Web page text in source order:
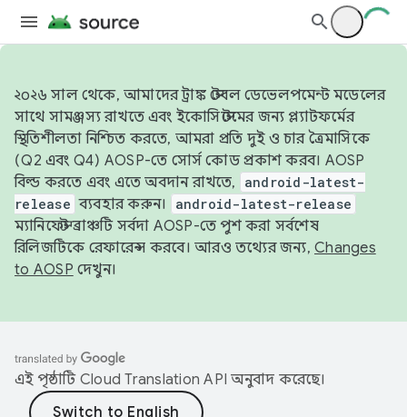
২০২৬ সাল থেকে, আমাদের ট্রাঙ্ক স্টেবল ডেভেলপমেন্ট মডেলের
সাথে সামঞ্জস্য রাখতে এবং ইকোসিস্টেমের জন্য প্ল্যাটফর্মের
স্থিতিশীলতা নিশ্চিত করতে, আমরা প্রতি দুই ও চার ত্রৈমাসিকে
(Q2 এবং Q4) AOSP-তে সোর্স কোড প্রকাশ করব। AOSP
বিল্ড করতে এবং এতে অবদান রাখতে,
android-latest-
release ব্যবহার করুন। android-latest-release
ম্যানিফেস্ট ব্রাঞ্চটি সর্বদা AOSP-তে পুশ করা সর্বশেষ
রিলিজটিকে রেফারেন্স করবে। আরও তথ্যের জন্য, Changes
to AOSP দেখুন।
এই পৃষ্ঠাটি Cloud Translation API অনুবাদ করেছে।